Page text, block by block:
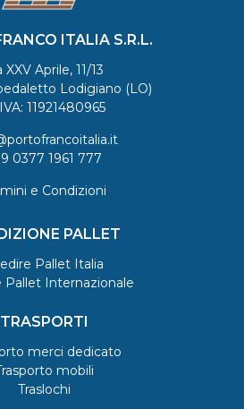
ITALIA S.R.L.
XXV Aprile, 11/13
Lodigiano (LO)
11921480965
0377 1961 777
e Condizioni
PALLET
Pallet Italia
Pallet Internazionale
TRASPORTI
merci dedicato
mobili
Traslochi